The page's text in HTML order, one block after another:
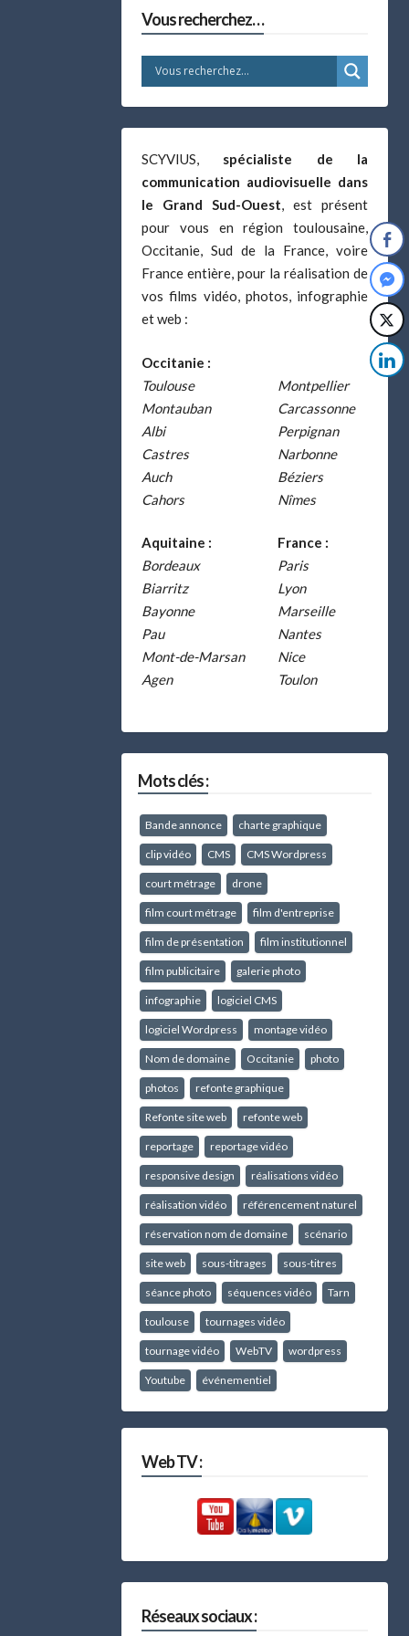
Vous recherchez…
SCYVIUS, spécialiste de la
communication audiovisuelle dans
le Grand Sud-Ouest, est présent
pour vous en région toulousaine,
Occitanie, Sud de la France, voire
France entière, pour la réalisation de
vos films vidéo, photos, infographie
et web :
Occitanie :
Toulouse
Montauban
Albi
Castres
Auch
Cahors
Montpellier
Carcassonne
Perpignan
Narbonne
Béziers
Nîmes
Aquitaine :
Bordeaux
Biarritz
Bayonne
Pau
Mont-de-Marsan
Agen
France :
Paris
Lyon
Marseille
Nantes
Nice
Toulon
Mots clés :
Bande annonce charte graphique
clip vidéo CMS CMS Wordpress
court métrage drone
film court métrage film d'entreprise
film de présentation film institutionnel
film publicitaire galerie photo
infographie logiciel CMS
logiciel Wordpress montage vidéo
Nom de domaine Occitanie photo
photos refonte graphique
Refonte site web refonte web
reportage reportage vidéo
responsive design réalisations vidéo
réalisation vidéo référencement naturel
réservation nom de domaine scénario
site web sous-titrages sous-titres
séance photo séquences vidéo Tarn
toulouse tournages vidéo
tournage vidéo WebTV wordpress
Youtube événementiel
Web TV :
Réseaux sociaux :